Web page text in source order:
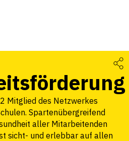
Mitglied des Netzwerkes
Spartenübergreifend
aller Mitarbeitenden
sicht- und erlebbar auf allen